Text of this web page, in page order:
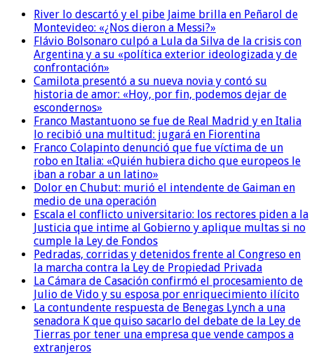
River lo descartó y el pibe Jaime brilla en Peñarol de
Montevideo: «¿Nos dieron a Messi?»
Flávio Bolsonaro culpó a Lula da Silva de la crisis con
Argentina y a su «política exterior ideologizada y de
confrontación»
Camilota presentó a su nueva novia y contó su
historia de amor: «Hoy, por fin, podemos dejar de
escondernos»
Franco Mastantuono se fue de Real Madrid y en Italia
lo recibió una multitud: jugará en Fiorentina
Franco Colapinto denunció que fue víctima de un
robo en Italia: «Quién hubiera dicho que europeos le
iban a robar a un latino»
Dolor en Chubut: murió el intendente de Gaiman en
medio de una operación
Escala el conflicto universitario: los rectores piden a la
Justicia que intime al Gobierno y aplique multas si no
cumple la Ley de Fondos
Pedradas, corridas y detenidos frente al Congreso en
la marcha contra la Ley de Propiedad Privada
La Cámara de Casación confirmó el procesamiento de
Julio de Vido y su esposa por enriquecimiento ilícito
La contundente respuesta de Benegas Lynch a una
senadora K que quiso sacarlo del debate de la Ley de
Tierras por tener una empresa que vende campos a
extranjeros